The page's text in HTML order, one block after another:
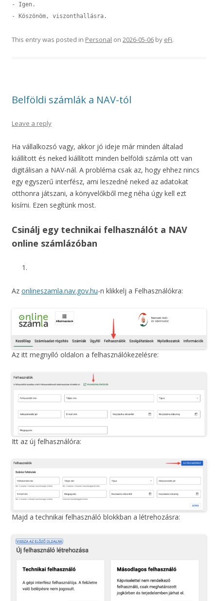
- Igen.
This entry was posted in Personal on 2026-05-06 by eFi.
Belföldi számlák a NAV-tól
Leave a reply
Ha vállalkozsó vagy, akkor jó ideje már minden általad
kiállított és neked kiállított minden belföldi számla ott van
digitálisan a NAV-nál. A probléma csak az, hogy ehhez nincs
egy egyszerű interfész, ami leszedné neked az adatokat
otthonra játszani, a könyvelőkből meg néha úgy kell ezt
kisírni. Ezen segítünk most.
Csinálj egy technikai felhasználót a NAV
online számlázóban
Az onlineszamla.nav.gov.hu-n klikkelj a Felhasználókra:
Az itt megnyíló oldalon a felhasználókezelésre:
Itt az új felhasználóra:
Majd a technikai felhasználó blokkban a létrehozásra: